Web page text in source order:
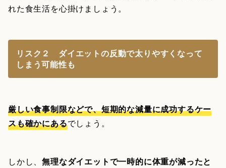
れた食生活を心掛けましょう。
リスク２ ダイエットの反動で太りやすくなって
しまう可能性も
厳しい食事制限などで、短期的な減量に成功するケー
スも確かにあるでしょう。
しかし、無理なダイエットで一時的に体重が減ったと